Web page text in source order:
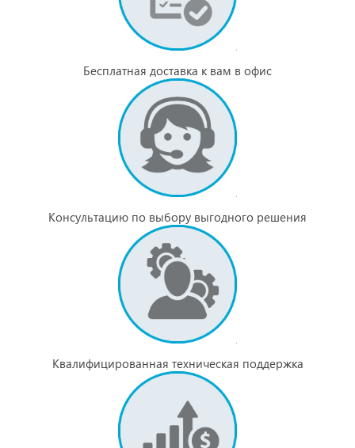
Бесплатная доставка к вам в офис
Консультацию по выбору выгодного решения
Квалифицированная техническая поддержка